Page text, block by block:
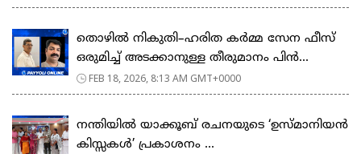
തൊഴിൽ നികുതി–ഹരിത കർമ്മ സേന ഫീസ്
ഒരുമിച്ച് അടക്കാനുള്ള തീരുമാനം പിൻ...
FEB 18, 2026, 8:13 AM GMT+0000
നന്തിയിൽ യാക്കൂബ് രചനയുടെ ‘ഉസ്മാനിയൻ
കിസ്സകൾ’ പ്രകാശനം ...